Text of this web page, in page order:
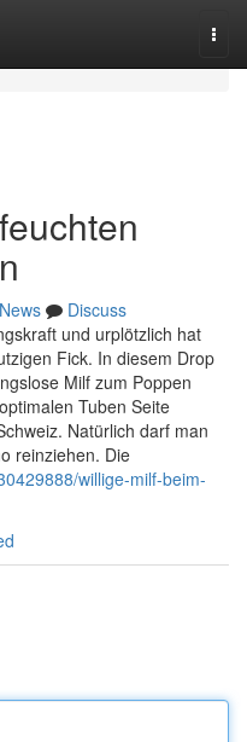
News
Discuss
und urplötzlich hat
Fick. In diesem Drop
Milf zum Poppen
Tuben Seite
Natürlich darf man
reinziehen. Die
willige-milf-beim-